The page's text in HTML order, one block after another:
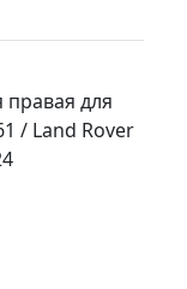
правая для
/ Land Rover